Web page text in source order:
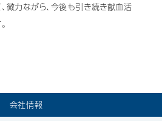
微力ながら、今後も引き続き献血活
会社情報